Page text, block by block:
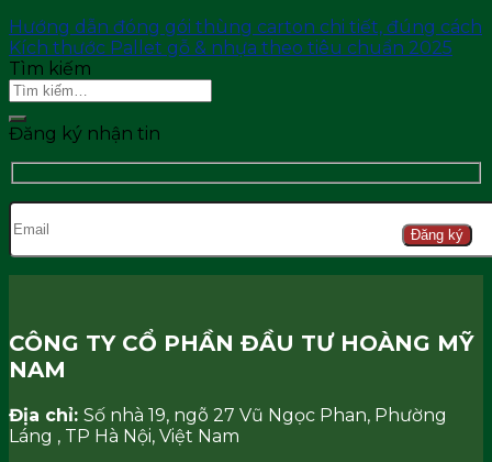
Hướng dẫn đóng gói thùng carton chi tiết, đúng cách
Kích thước Pallet gỗ & nhựa theo tiêu chuẩn 2025
Tìm kiếm
Đăng ký nhận tin
Đăng ký
CÔNG TY CỔ PHẦN ĐẦU TƯ HOÀNG MỸ
NAM
Địa chỉ: Số nhà 19, ngõ 27 Vũ Ngọc Phan, Phường
Láng , TP Hà Nội, Việt Nam